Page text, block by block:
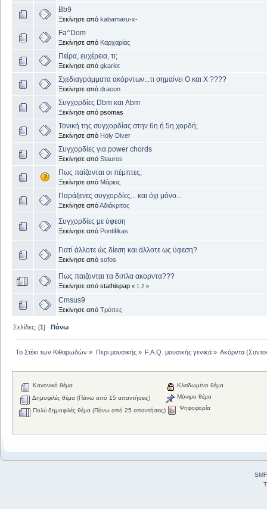
Bb9
Ξεκίνησε από kabamaru-x-
Fa^Dom
Ξεκίνησε από Καρχαρίας
Πείρα, ευχέρεια, τι;
Ξεκίνησε από gkariot
Σχεδιαγράμματα ακόρντων...τι σημαίνει Ο και Χ ????
Ξεκίνησε από dracon
Συγχορδίες Dbm και Abm
Ξεκίνησε από psomas
Τονική της συγχορδίας στην 6η ή 5η χορδή;
Ξεκίνησε από Holy Diver
Συγχορδίες για power chords
Ξεκίνησε από Stauros
Πως παίζονται οι πέμπτες;
Ξεκίνησε από Μάριος
Παράξενες συγχορδίες... και όχι μόνο...
Ξεκίνησε απόΑδιάκριτος
Συγχορδίες με ύφεση
Ξεκίνησε από Pontifikas
Γιατί άλλοτε ώς δίεση και άλλοτε ως ύφεση?
Ξεκίνησε από sofos
Πως παιζονται τα διπλα ακορντα???
Ξεκίνησε από stathispap « 1 2 »
Cmsus9
Ξεκίνησε από Τρύπες
Σελίδες: [1]Πάνω
Το Στέκι των Κιθαρωδών » Περι μουσικής» F.A.Q. μουσικής γενικά» Ακόρντα
Κανονικό θέμα
Δημοφιλές θέμα (Πάνω από 15 απαντήσεις)
Πολύ δημοφιλές θέμα (Πάνω από 25 απαντήσεις)
Κλειδωμένο θέμα
Μόνιμο θέμα
Ψηφοφορία